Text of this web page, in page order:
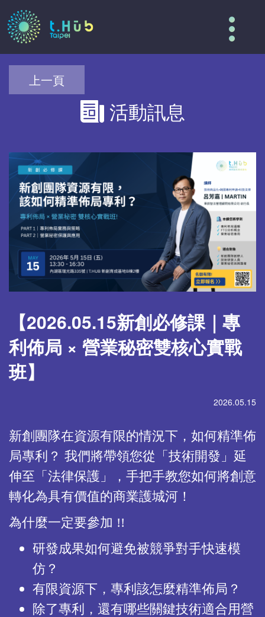
上一頁
活動訊息
【2026.05.15新創必修課｜專
利佈局 × 營業秘密雙核心實戰
班】
2026.05.15
新創團隊在資源有限的情況下，如何精準佈
局專利？ 我們將帶領您從「技術開發」延
伸至「法律保護」，手把手教您如何將創意
轉化為具有價值的商業護城河！
為什麼一定要參加 !!
研發成果如何避免被競爭對手快速模
仿？
有限資源下，專利該怎麼精準佈局？
除了專利，還有哪些關鍵技術適合用營